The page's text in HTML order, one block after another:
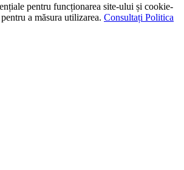
pentru funcționarea site-ului și cookie-
a măsura utilizarea. Consultați Politica